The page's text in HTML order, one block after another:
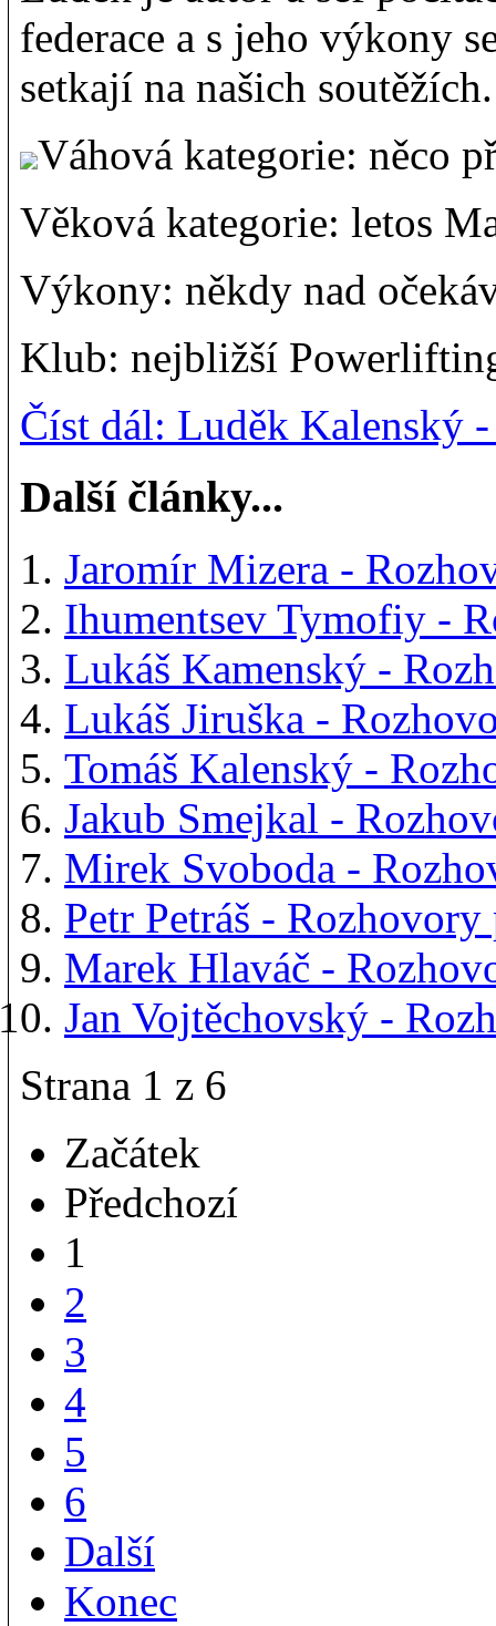
federace a s jeho výkony
setkají na našich soutěžích.
Váhová kategorie: něco
Věková kategorie: letos
Výkony: někdy nad
Klub: nejbližší
Číst dál: Luděk Kalenský
Další články...
Jaromír Mizera -
Ihumentsev Tymofiy -
Lukáš Kamenský -
Lukáš Jiruška -
Tomáš Kalenský -
Jakub Smejkal -
Mirek Svoboda -
Petr Petráš -
Marek Hlaváč -
Jan Vojtěchovský -
Strana 1 z 6
Začátek
Předchozí
1
2
3
4
5
6
Další
Konec